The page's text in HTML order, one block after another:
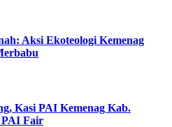
Aksi Ekoteologi Kemenag
Kasi PAI Kemenag Kab.
PAI Fair